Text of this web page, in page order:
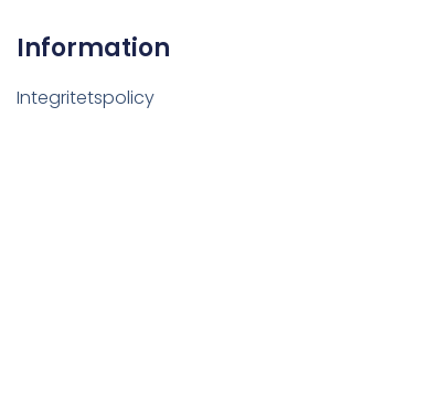
Information
Integritetspolicy